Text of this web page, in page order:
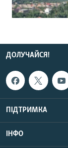
ДОЛУЧАЙСЯ!
ПІДТРИМКА
ІНФО